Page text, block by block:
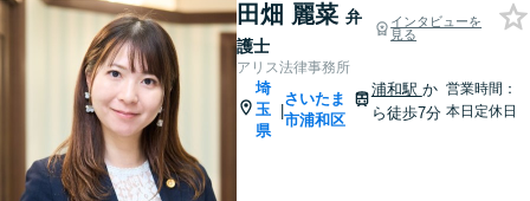
田畑 麗菜 弁
護士
インタビューを
見る
アリス法律事務所
埼
玉
県
|
さいたま
市浦和区
浦和駅 か
ら徒歩7分
営業時間：
本日定休日